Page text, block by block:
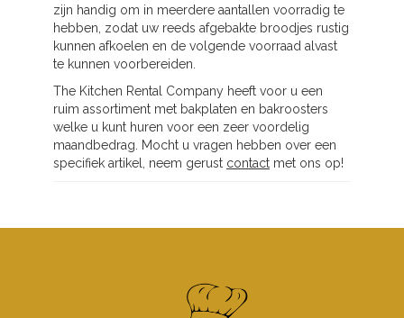
zijn handig om in meerdere aantallen voorradig te
hebben, zodat uw reeds afgebakte broodjes rustig
kunnen afkoelen en de volgende voorraad alvast
te kunnen voorbereiden.
The Kitchen Rental Company heeft voor u een
ruim assortiment met bakplaten en bakroosters
welke u kunt huren voor een zeer voordelig
maandbedrag. Mocht u vragen hebben over een
specifiek artikel, neem gerust contact met ons op!